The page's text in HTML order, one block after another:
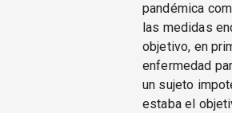
pandémica
las medidas
objetivo, en
enfermedad
un sujeto
estaba el